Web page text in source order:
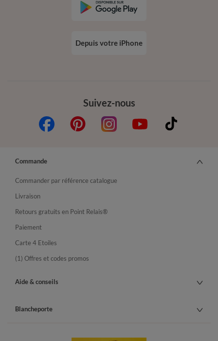
Suivez-nous
Depuis votre iPhone
Commande
Commander par référence catalogue
Livraison
Retours gratuits en Point Relais®
Paiement
Carte 4 Etoiles
(1) Offres et codes promos
Aide & conseils
Blancheporte